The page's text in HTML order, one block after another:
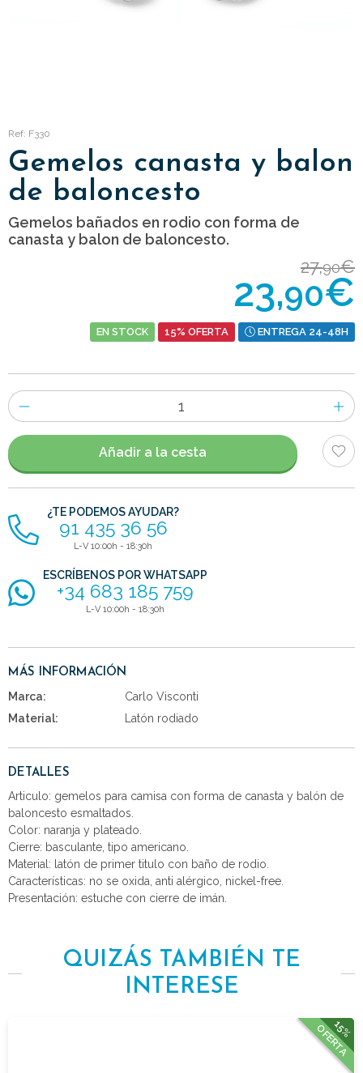
Ref: F330
Gemelos canasta y balon
de baloncesto
Gemelos bañados en rodio con forma de
canasta y balon de baloncesto.
27,90€
23,90€
EN STOCK 15% OFERTA ENTREGA 24-48H
Número
de
artículos
Añadir a la cesta
¿TE PODEMOS AYUDAR?
91 435 36 56
L-V 10:00h - 18:30h
ESCRÍBENOS POR WHATSAPP
+34 683 185 759
L-V 10:00h - 18:30h
MÁS INFORMACIÓN
Marca:
Carlo Visconti
Material:
Latón rodiado
DETALLES
Articulo: gemelos para camisa con forma de canasta y balón de
baloncesto esmaltados.
Color: naranja y plateado.
Cierre: basculante, tipo americano.
Material: latón de primer titulo con baño de rodio.
Características: no se oxida, anti alérgico, nickel-free.
Presentación: estuche con cierre de imán.
QUIZÁS TAMBIÉN TE
INTERESE
15%
OFERTA